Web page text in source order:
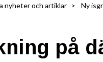
nyheter och artiklar Ny
på